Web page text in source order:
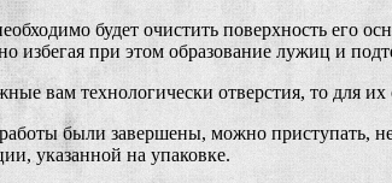
будет очистить поверхность его
избегая при этом образование лужиц и
вам технологически отверстия, то для
были завершены, можно приступать,
указанной на упаковке.